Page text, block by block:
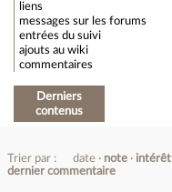
liens
messages sur les forums
entrées du suivi
ajouts au wiki
commentaires
Derniers
contenus
Trier par : date note
intérêt
dernier commentaire